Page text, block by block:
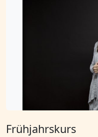
Frühjahrskurs